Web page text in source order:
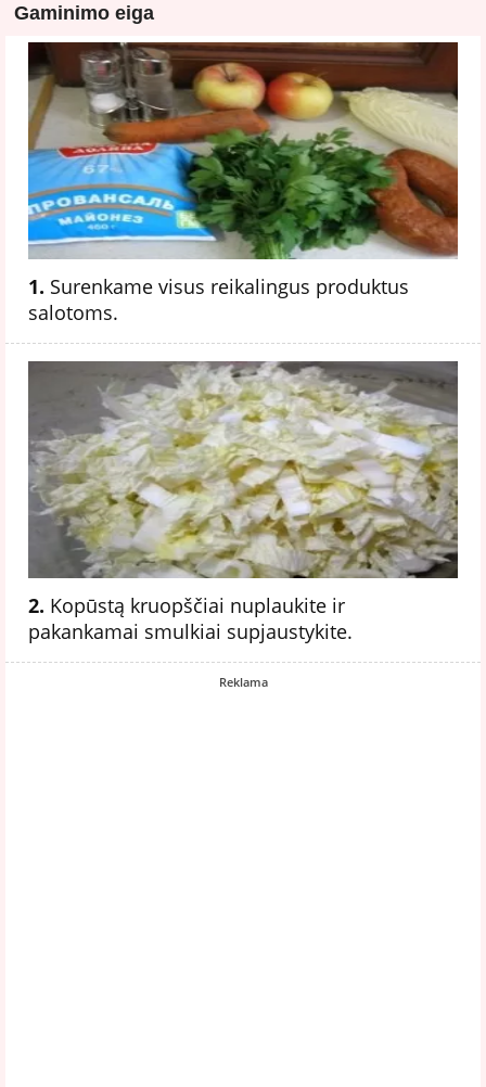
Gaminimo eiga
1. Surenkame visus reikalingus produktus
salotoms.
2. Kopūstą kruopščiai nuplaukite ir
pakankamai smulkiai supjaustykite.
Reklama